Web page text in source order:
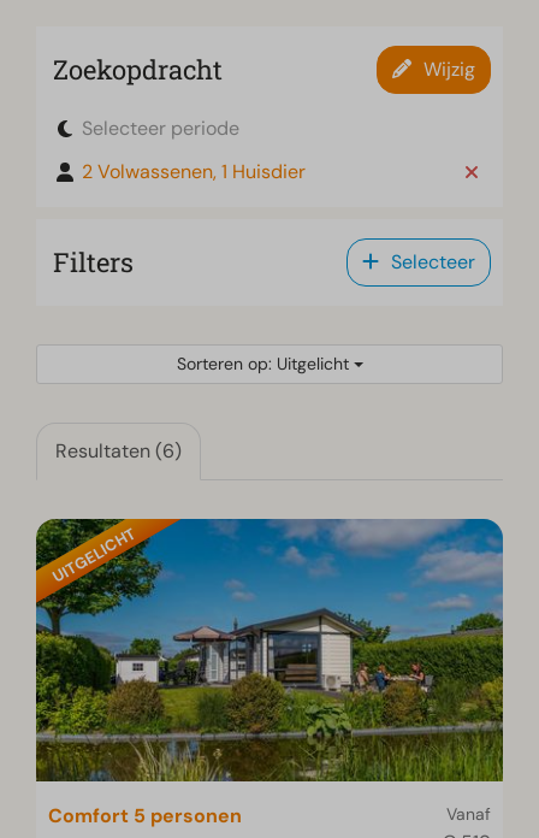
Zoekopdracht Wijzig
Selecteer periode
2 Volwassenen, 1 Huisdier
Filters Selecteer
Sorteren op: Uitgelicht
Resultaten (6)
UITGELICHT
Vanaf
Comfort 5 personen